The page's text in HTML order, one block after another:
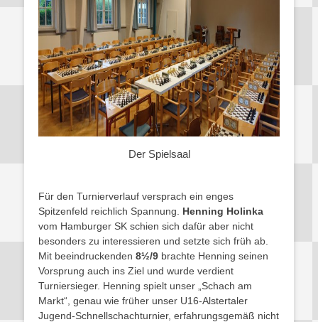
Der Spielsaal
Für den Turnierverlauf versprach ein enges
Spitzenfeld reichlich Spannung. Henning Holinka
vom Hamburger SK schien sich dafür aber nicht
besonders zu interessieren und setzte sich früh ab.
Mit beeindruckenden 8½/9 brachte Henning seinen
Vorsprung auch ins Ziel und wurde verdient
Turniersieger. Henning spielt unser „Schach am
Markt“, genau wie früher unser U16-Alstertaler
Jugend-Schnellschachturnier, erfahrungsgemäß nicht